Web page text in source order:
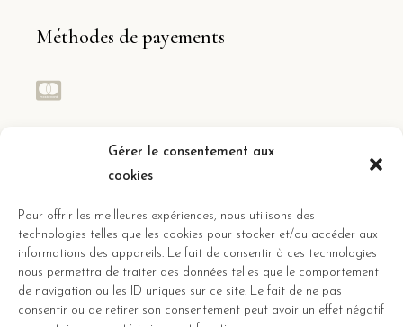
Gérer le consentement aux
cookies
Pour offrir les meilleures expériences, nous utilisons des
technologies telles que les cookies pour stocker et/ou accéder aux
informations des appareils. Le fait de consentir à ces technologies
nous permettra de traiter des données telles que le comportement
de navigation ou les ID uniques sur ce site. Le fait de ne pas
consentir ou de retirer son consentement peut avoir un effet négatif
Méthodes de payements
Réseaux sociaux